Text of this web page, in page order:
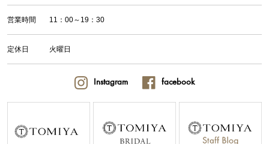
営業時間 11：00～19：30
定休日 火曜日
Instagram facebook